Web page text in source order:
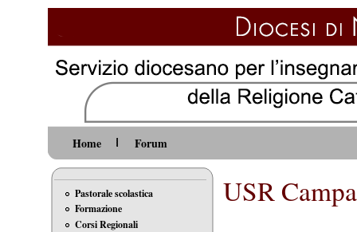
Home Forum
Pastorale scolastica
Formazione
Corsi Regionali
USR